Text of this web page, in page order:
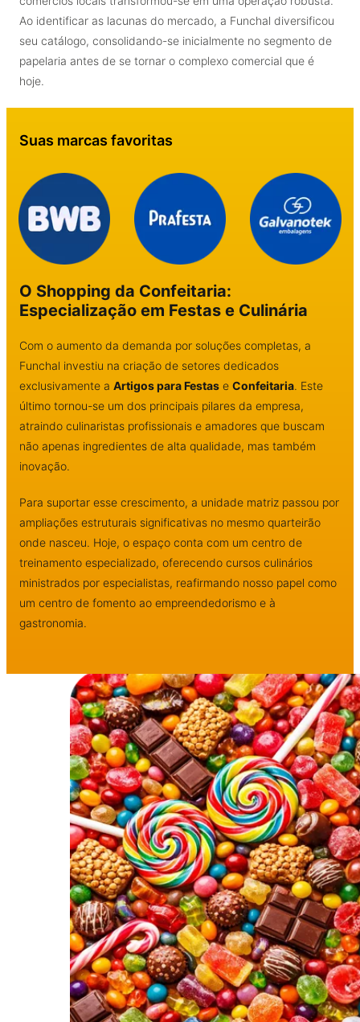
Ao identificar as lacunas do mercado, a Funchal diversificou
seu catálogo, consolidando-se inicialmente no segmento de
papelaria antes de se tornar o complexo comercial que é
hoje.
Suas marcas favoritas
O Shopping da Confeitaria:
Especialização em Festas e Culinária
Com o aumento da demanda por soluções completas, a
Funchal investiu na criação de setores dedicados
exclusivamente a Artigos para Festas e Confeitaria. Este
último tornou-se um dos principais pilares da empresa,
atraindo culinaristas profissionais e amadores que buscam
não apenas ingredientes de alta qualidade, mas também
inovação.
Para suportar esse crescimento, a unidade matriz passou por
ampliações estruturais significativas no mesmo quarteirão
onde nasceu. Hoje, o espaço conta com um centro de
treinamento especializado, oferecendo cursos culinários
ministrados por especialistas, reafirmando nosso papel como
um centro de fomento ao empreendedorismo e à
gastronomia.